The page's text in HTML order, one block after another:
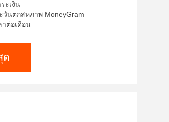
ะเงิน
วันตกสหภาพ MoneyGram
ต่อเดือน
ด